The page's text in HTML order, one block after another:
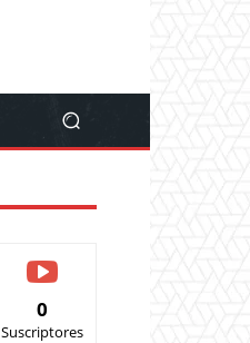
0
Suscriptores